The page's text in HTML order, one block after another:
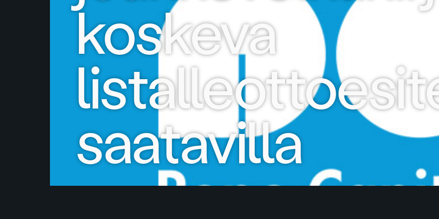
koskeva
saatavilla